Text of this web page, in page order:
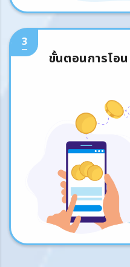
3
ขั้นตอนการโอน